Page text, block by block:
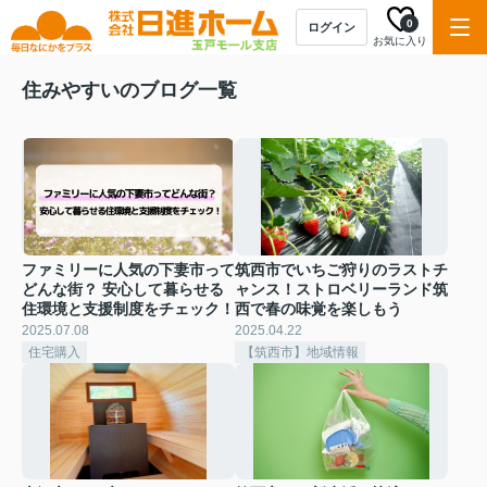
ログイン
お気に入り
0
住みやすいのブログ一覧
ファミリーに人気の下妻市って
どんな街？ 安心して暮らせる
住環境と支援制度をチェック！
2025.07.08
住宅購入
筑西市でいちご狩りのラストチ
ャンス！ストロベリーランド筑
西で春の味覚を楽しもう
2025.04.22
【筑西市】地域情報